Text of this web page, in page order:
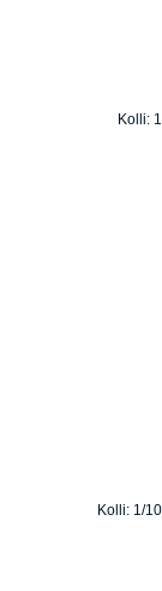
Kolli: 1
Kolli: 1/10